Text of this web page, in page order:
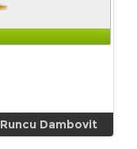
Runcu Dambovit